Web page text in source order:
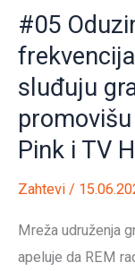
koji
promovišu
nasilje,
nemoral
i
na
#05
sluđuju
Pink i TV
Zahtevi /
Mreža udruženja
apeluje da REM